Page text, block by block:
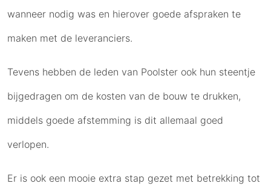
wanneer nodig was en hierover goede afspraken te
maken met de leveranciers.
Tevens hebben de leden van Poolster ook hun steentje
bijgedragen om de kosten van de bouw te drukken,
middels goede afstemming is dit allemaal goed
verlopen.
Er is ook een mooie extra stap gezet met betrekking tot